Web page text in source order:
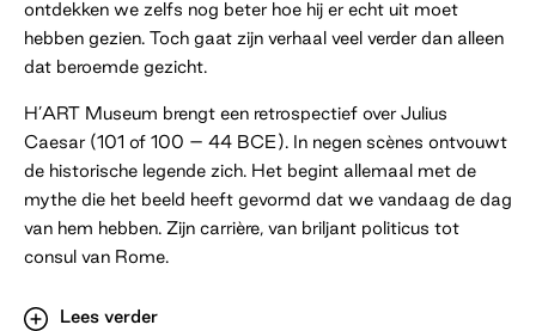
ontdekken we zelfs nog beter hoe hij er echt uit moet
hebben gezien. Toch gaat zijn verhaal veel verder dan alleen
dat beroemde gezicht.
H’ART Museum brengt een retrospectief over Julius
Caesar (101 of 100 – 44 BCE). In negen scènes ontvouwt
de historische legende zich. Het begint allemaal met de
mythe die het beeld heeft gevormd dat we vandaag de dag
van hem hebben. Zijn carrière, van briljant politicus tot
consul van Rome.
Lees verder